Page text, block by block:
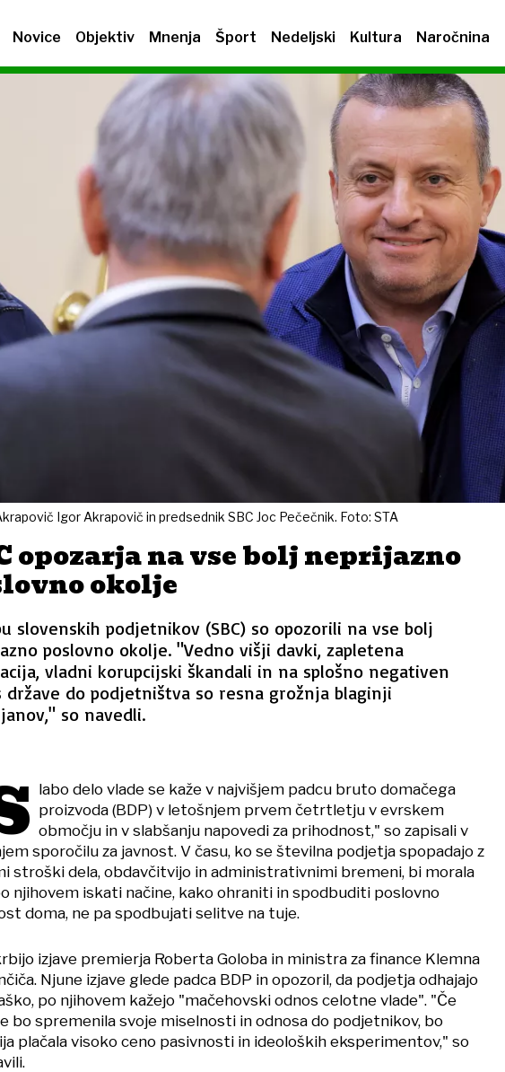
Novice Objektiv Mnenja Šport Nedeljski Kultura Naročnina
Igor Akrapovič in predsednik SBC Joc Pečečnik. Foto: STA
opozarja na vse bolj neprijazno
okolje
slovenskih podjetnikov (SBC) so opozorili na vse bolj
poslovno okolje. "Vedno višji davki, zapletena
vladni korupcijski škandali in na splošno negativen
države do podjetništva so resna grožnja blaginji
so navedli.
labo delo vlade se kaže v najvišjem padcu bruto domačega
proizvoda (BDP) v letošnjem prvem četrtletju v evrskem
območju in v slabšanju napovedi za prihodnost," so zapisali v
sporočilu za javnost. V času, ko se številna podjetja spopadajo z
stroški dela, obdavčitvijo in administrativnimi bremeni, bi morala
njihovem iskati načine, kako ohraniti in spodbuditi poslovno
doma, ne pa spodbujati selitve na tuje.
izjave premierja Roberta Goloba in ministra za finance Klemna
Njune izjave glede padca BDP in opozoril, da podjetja odhajajo
po njihovem kažejo "mačehovski odnos celotne vlade". "Če
bo spremenila svoje miselnosti in odnosa do podjetnikov, bo
plačala visoko ceno pasivnosti in ideoloških eksperimentov," so